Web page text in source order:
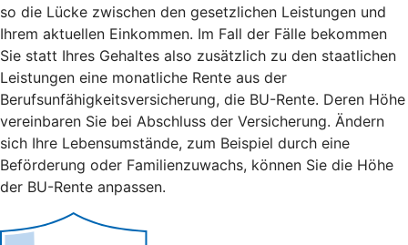
so die Lücke zwischen den gesetzlichen Leistungen und
Ihrem aktuellen Einkommen. Im Fall der Fälle bekommen
Sie statt Ihres Gehaltes also zusätzlich zu den staatlichen
Leistungen eine monatliche Rente aus der
Berufsunfähigkeitsversicherung, die BU-Rente. Deren Höhe
vereinbaren Sie bei Abschluss der Versicherung. Ändern
sich Ihre Lebensumstände, zum Beispiel durch eine
Beförderung oder Familienzuwachs, können Sie die Höhe
der BU-Rente anpassen.